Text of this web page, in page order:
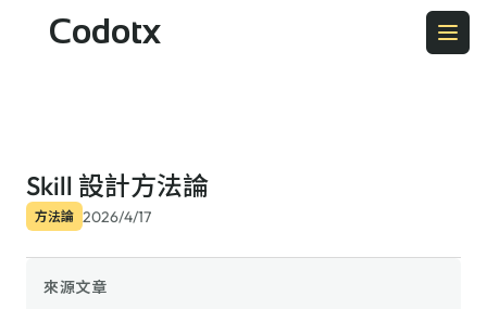
Codotx
Skill 設計方法論
方法論 2026/4/17
來源文章